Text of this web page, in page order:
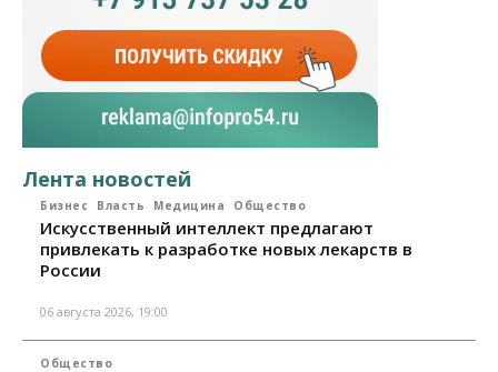
Лента новостей
Бизнес Власть Медицина Общество
Искусственный интеллект предлагают
привлекать к разработке новых лекарств в
России
06 августа 2026, 19:00
Общество